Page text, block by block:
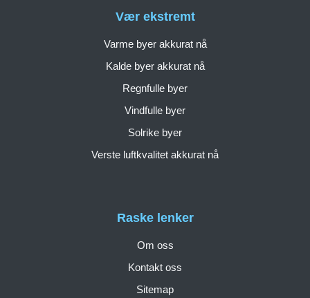
Raske lenker
Om oss
Kontakt oss
Sitemap
Vær ekstremt
Varme byer akkurat nå
Kalde byer akkurat nå
Regnfulle byer
Vindfulle byer
Solrike byer
Verste luftkvalitet akkurat nå